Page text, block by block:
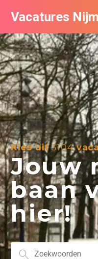
Vacatures
Kies uit3104
Jouw
baan
hier!
Vacatures per bedrijf
De populairste
Nieuwsbrief feed